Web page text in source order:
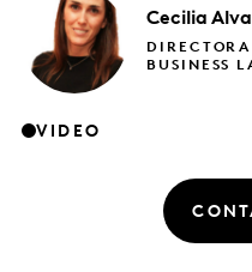
CeciliaAlva
BUSINESS
VIDEO